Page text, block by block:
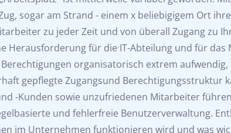
sogar am Strand - einem x beliebigigem Ort
zu jeder Zeit und von überall Zugang zu
Herausforderung für die IT-Abteilung und für
organisatorisch extrem
gepflegte Zugangsund Berechtigungsstruktur
-Kunden sowie unzufriedenen Mitarbeiter
und fehlerfreie Benutzerverwaltung.
im Unternehmen funktionieren wird und was